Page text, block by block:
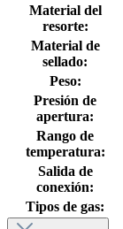
Material del
resorte:
Material de
sellado:
Peso:
Presión de
apertura:
Rango de
temperatura:
Salida de
conexión:
Tipos de gas: